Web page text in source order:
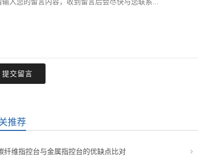
提交留言
推荐
纤维指控台与金属指控台的优缺点比对